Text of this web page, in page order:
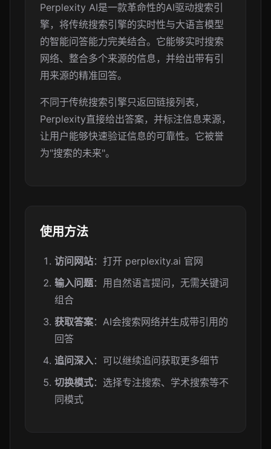
Perplexity AI是一款革命性的AI驱动搜索引
擎，将传统搜索引擎的实时性与大语言模型
的智能问答能力完美结合。它能够实时搜索
网络、整合多个来源的信息，并给出带有引
用来源的精准回答。
不同于传统搜索引擎只返回链接列表，
Perplexity直接给出答案，并标注信息来源，
让用户能够快速验证信息的可靠性。它被誉
为"搜索的未来"。
使用方法
访问网站：打开 perplexity.ai 官网
输入问题：用自然语言提问，无需关键词
组合
获取答案：AI会搜索网络并生成带引用的
回答
追问深入：可以继续追问获取更多细节
切换模式：选择专注搜索、学术搜索等不
同模式